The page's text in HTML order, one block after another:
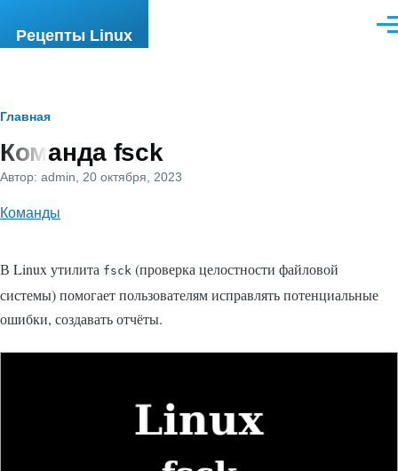
Рецепты Linux
Строка
навигации
Главная
Команда fsck
Автор: admin , 20 октября, 2023
Команды
В Linux утилита fsck (проверка целостности файловой
системы) помогает пользователям исправлять потенциальные
ошибки, создавать отчёты.